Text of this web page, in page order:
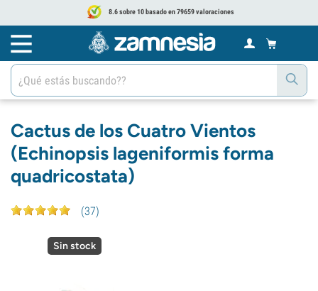
8.6 sobre 10 basado en 79659 valoraciones
Cactus de los Cuatro Vientos
(Echinopsis lageniformis forma
quadricostata)
(37)
Sin stock